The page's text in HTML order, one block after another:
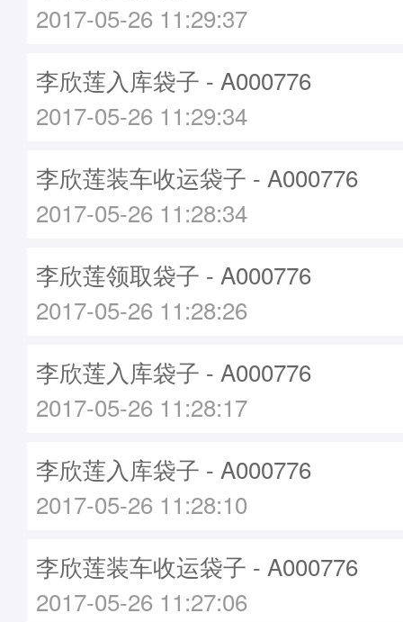
2017-05-26 11:29:37
李欣莲入库袋子 - A000776
2017-05-26 11:29:34
李欣莲装车收运袋子 - A000776
2017-05-26 11:28:34
李欣莲领取袋子 - A000776
2017-05-26 11:28:26
李欣莲入库袋子 - A000776
2017-05-26 11:28:17
李欣莲入库袋子 - A000776
2017-05-26 11:28:10
李欣莲装车收运袋子 - A000776
2017-05-26 11:27:06